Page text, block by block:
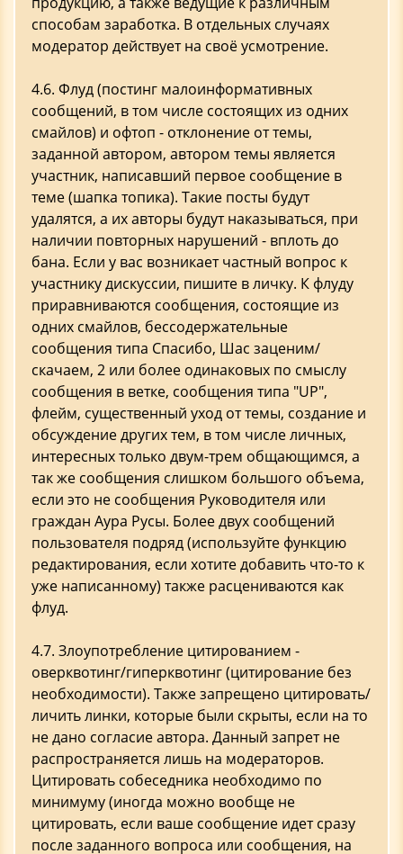
способам заработка. В отдельных случаях
модератор действует на своё усмотрение.
4.6. Флуд (постинг малоинформативных
сообщений, в том числе состоящих из одних
смайлов) и офтоп - отклонение от темы,
заданной автором, автором темы является
участник, написавший первое сообщение в
теме (шапка топика). Такие посты будут
удалятся, а их авторы будут наказываться, при
наличии повторных нарушений - вплоть до
бана. Если у вас возникает частный вопрос к
участнику дискуссии, пишите в личку. К флуду
приравниваются сообщения, состоящие из
одних смайлов, бессодержательные
сообщения типа Спасибо, Шас заценим/
скачаем, 2 или более одинаковых по смыслу
сообщения в ветке, сообщения типа "UP",
флейм, существенный уход от темы, создание и
обсуждение других тем, в том числе личных,
интересных только двум-трем общающимся, а
так же сообщения слишком большого объема,
если это не сообщения Руководителя или
граждан Аура Русы. Более двух сообщений
пользователя подряд (используйте функцию
редактирования, если хотите добавить что-то к
уже написанному) также расцениваются как
флуд.
4.7. Злоупотребление цитированием -
оверквотинг/гиперквотинг (цитирование без
необходимости). Также запрещено цитировать/
личить линки, которые были скрыты, если на то
не дано согласие автора. Данный запрет не
распространяется лишь на модераторов.
Цитировать собеседника необходимо по
минимуму (иногда можно вообще не
цитировать, если ваше сообщение идет сразу
после заданного вопроса или сообщения, на